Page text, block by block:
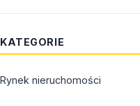
KATEGORIE
Rynek nieruchomości